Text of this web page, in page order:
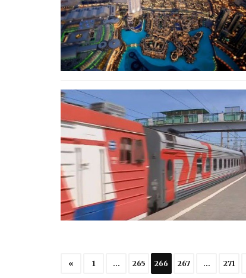
« 1 … 265 266 267 … 271